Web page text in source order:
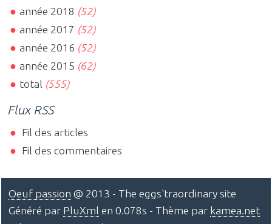
année 2018 (52)
année 2017 (52)
année 2016 (52)
année 2015 (62)
total (555)
Flux RSS
Fil des articles
Fil des commentaires
Oeuf passion @ 2013 - The eggs'traordinary site
Généré par PluXml en 0.078s - Thème par kamea.net